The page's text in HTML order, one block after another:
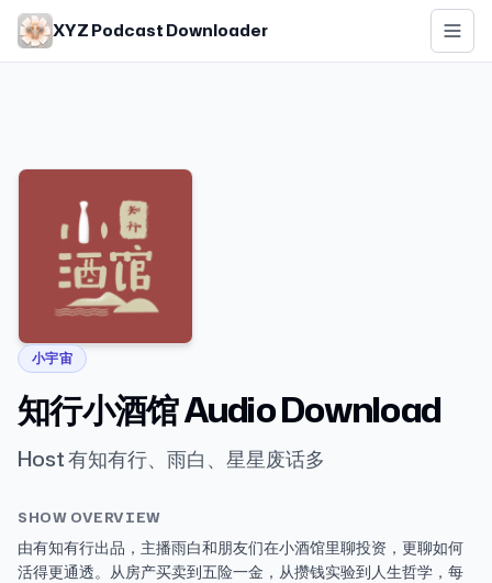
Skip to main content
XYZ Podcast Downloader
小宇宙
知行小酒馆 Audio Download
Host 有知有行、雨白、星星废话多
SHOW OVERVIEW
由有知有行出品，主播雨白和朋友们在小酒馆里聊投资，更聊如何
活得更通透。从房产买卖到五险一金，从攒钱实验到人生哲学，每